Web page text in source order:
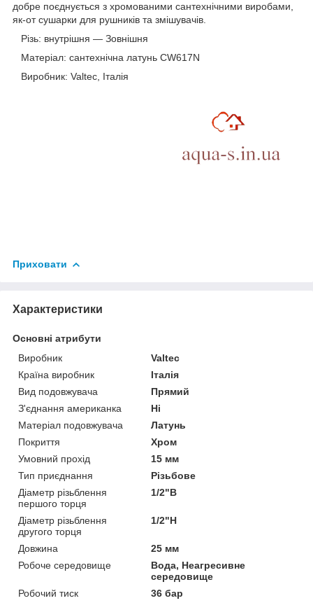
добре поєднується з хромованими сантехнічними виробами,
як-от сушарки для рушників та змішувачів.
Різь: внутрішня — Зовнішня
Матеріал: сантехнічна латунь CW617N
Виробник: Valtec, Італія
Приховати
Характеристики
Основні атрибути
Виробник
Valtec
Країна виробник
Італія
Вид подовжувача
Прямий
З'єднання американка
Ні
Матеріал подовжувача
Латунь
Покриття
Хром
Умовний прохід
15 мм
Тип приєднання
Різьбове
Діаметр різьблення
першого торця
1/2"В
Діаметр різьблення
другого торця
1/2"Н
Довжина
25 мм
Робоче середовище
Вода, Неагресивне
середовище
Робочий тиск
36 бар